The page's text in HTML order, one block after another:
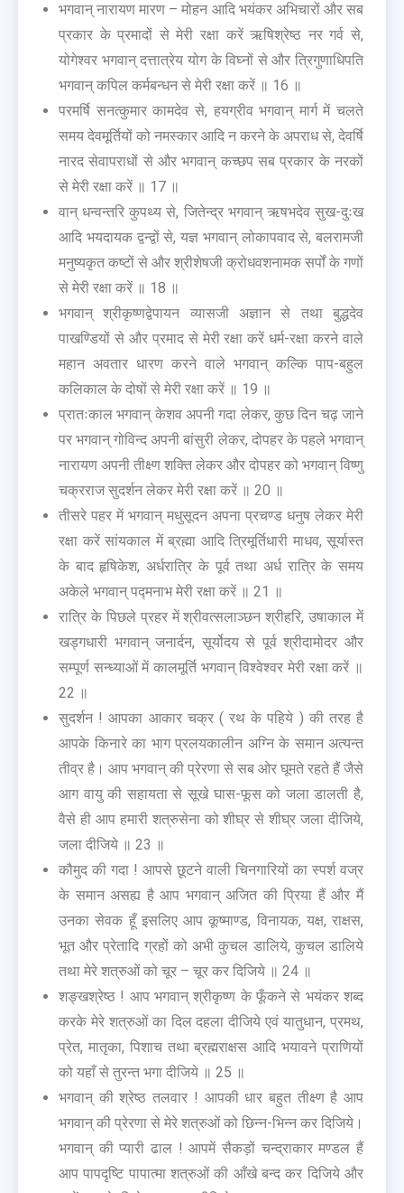
भगवान् नारायण मारण – मोहन आदि भयंकर अभिचारों और सब
प्रकार के प्रमादों से मेरी रक्षा करें ऋषिश्रेष्ठ नर गर्व से,
योगेश्वर भगवान् दत्तात्रेय योग के विघ्नों से और त्रिगुणाधिपति
भगवान् कपिल कर्मबन्धन से मेरी रक्षा करें ॥ 16 ॥
परमर्षि सनत्कुमार कामदेव से, हयग्रीव भगवान् मार्ग में चलते
समय देवमूर्तियों को नमस्कार आदि न करने के अपराध से, देवर्षि
नारद सेवापराधों से और भगवान् कच्छप सब प्रकार के नरकों
से मेरी रक्षा करें ॥ 17 ॥
वान् धन्वन्तरि कुपथ्य से, जितेन्द्र भगवान् ऋषभदेव सुख-दुःख
आदि भयदायक द्वन्द्वों से, यज्ञ भगवान् लोकापवाद से, बलरामजी
मनुष्यकृत कष्टों से और श्रीशेषजी क्रोधवशनामक सर्पों के गणों
से मेरी रक्षा करें ॥ 18 ॥
भगवान् श्रीकृष्णद्वेपायन व्यासजी अज्ञान से तथा बुद्धदेव
पाखण्डियों से और प्रमाद से मेरी रक्षा करें धर्म-रक्षा करने वाले
महान अवतार धारण करने वाले भगवान् कल्कि पाप-बहुल
कलिकाल के दोषों से मेरी रक्षा करें ॥ 19 ॥
प्रातःकाल भगवान् केशव अपनी गदा लेकर, कुछ दिन चढ़ जाने
पर भगवान् गोविन्द अपनी बांसुरी लेकर, दोपहर के पहले भगवान्
नारायण अपनी तीक्ष्ण शक्ति लेकर और दोपहर को भगवान् विष्णु
चक्रराज सुदर्शन लेकर मेरी रक्षा करें ॥ 20 ॥
तीसरे पहर में भगवान् मधुसूदन अपना प्रचण्ड धनुष लेकर मेरी
रक्षा करें सांयकाल में ब्रह्मा आदि त्रिमूर्तिधारी माधव, सूर्यास्त
के बाद हृषिकेश, अर्धरात्रि के पूर्व तथा अर्ध रात्रि के समय
अकेले भगवान् पद्मनाभ मेरी रक्षा करें ॥ 21 ॥
रात्रि के पिछले प्रहर में श्रीवत्सलाञ्छन श्रीहरि, उषाकाल में
खड्गधारी भगवान् जनार्दन, सूर्योदय से पूर्व श्रीदामोदर और
सम्पूर्ण सन्ध्याओं में कालमूर्ति भगवान् विश्वेश्वर मेरी रक्षा करें ॥
22 ॥
सुदर्शन ! आपका आकार चक्र ( रथ के पहिये ) की तरह है
आपके किनारे का भाग प्रलयकालीन अग्नि के समान अत्यन्त
तीव्र है। आप भगवान् की प्रेरणा से सब ओर घूमते रहते हैं जैसे
आग वायु की सहायता से सूखे घास-फूस को जला डालती है,
वैसे ही आप हमारी शत्रुसेना को शीघ्र से शीघ्र जला दीजिये,
जला दीजिये ॥ 23 ॥
कौमुद की गदा ! आपसे छूटने वाली चिनगारियों का स्पर्श वज्र
के समान असह्य है आप भगवान् अजित की प्रिया हैं और मैं
उनका सेवक हूँ इसलिए आप कूष्माण्ड, विनायक, यक्ष, राक्षस,
भूत और प्रेतादि ग्रहों को अभी कुचल डालिये, कुचल डालिये
तथा मेरे शत्रुओं को चूर – चूर कर दिजिये ॥ 24 ॥
शङ्खश्रेष्ठ ! आप भगवान् श्रीकृष्ण के फूँकने से भयंकर शब्द
करके मेरे शत्रुओं का दिल दहला दीजिये एवं यातुधान, प्रमथ,
प्रेत, मातृका, पिशाच तथा ब्रह्मराक्षस आदि भयावने प्राणियों
को यहाँ से तुरन्त भगा दीजिये ॥ 25 ॥
भगवान् की श्रेष्ठ तलवार ! आपकी धार बहुत तीक्ष्ण है आप
भगवान् की प्रेरणा से मेरे शत्रुओं को छिन्न-भिन्न कर दिजिये।
भगवान् की प्यारी ढाल ! आपमें सैकड़ों चन्द्राकार मण्डल हैं
आप पापदृष्टि पापात्मा शत्रुओं की आँखे बन्द कर दिजिये और